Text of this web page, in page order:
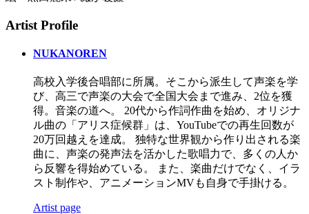
Artist Profile
NUKANOREN
高校入学後合唱部に所属。そこから派生して声楽を学
び、高三で声楽の大会で全国大会まで進み、2位を獲
得。音楽の道へ。 20代から作詞作曲を始め、オリジナ
ル曲の「アリス症候群」は、YouTubeでの再生回数が
20万回越えを達成。 独特な世界観から作り出される楽
曲に、声楽の発声法を活かした歌唱力で、多くの人か
ら反響を得始めている。 また、楽曲だけでなく、イラ
スト制作や、アニメーションMVも自身で手掛ける。
Artist page